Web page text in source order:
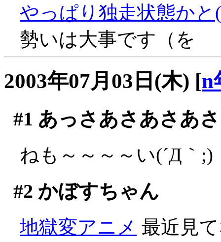
やっぱり独走状態かと
勢いは大事です（を
2003年07月03日(木) [n
#1 あっさあさあさあ
ねも～～～～い(´Д｀;)
#2 かぼすちゃん
地獄変アニメ 最近見